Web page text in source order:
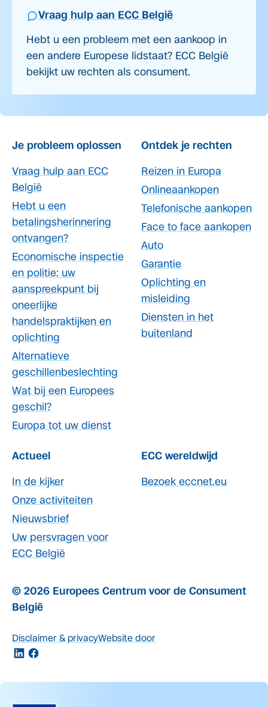
Vraag hulp aan ECC België
Hebt u een probleem met een aankoop in
een andere Europese lidstaat? ECC België
bekijkt uw rechten als consument.
Je probleem oplossen
Vraag hulp aan ECC
België
Hebt u een
betalingsherinnering
ontvangen?
Economische inspectie
en politie: uw
aanspreekpunt bij
oneerlijke
handelspraktijken en
oplichting
Alternatieve
geschillenbeslechting
Wat bij een Europees
geschil?
Europa tot uw dienst
Ontdek je rechten
Reizen in Europa
Onlineaankopen
Telefonische aankopen
Face to face aankopen
Auto
Garantie
Oplichting en
misleiding
Diensten in het
buitenland
Actueel
In de kijker
Onze activiteiten
Nieuwsbrief
Uw persvragen voor
ECC België
ECC wereldwijd
Bezoek eccnet.eu
© 2026 Europees Centrum voor de Consument
België
Disclaimer & privacyWebsite door